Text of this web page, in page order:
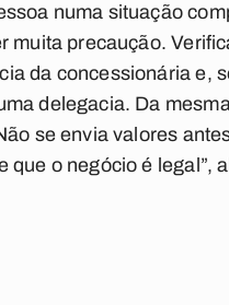
numa situação
muita precaução.
da concessionária e,
delegacia. Da
se envia valores
que o negócio é legal”,